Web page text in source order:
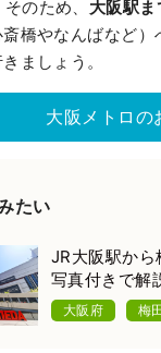
のため、 大阪駅
橋やなんばなど
ましょう。
大阪メトロの
たい
JR大阪駅か
写真付きで解
大阪府 梅